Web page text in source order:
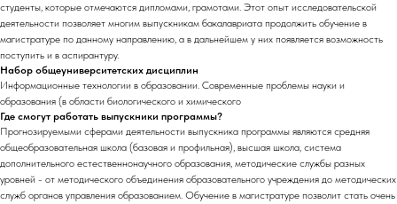
студенты, которые отмечаются дипломами, грамотами. Этот опыт исследовательской
деятельности позволяет многим выпускникам бакалавриата продолжить обучение в
магистратуре по данному направлению, а в дальнейшем у них появляется возможность
поступить и в аспирантуру.
Набор общеуниверситетских дисциплин
Информационные технологии в образовании. Современные проблемы науки и
образования (в области биологического и химического
Где смогут работать выпускники программы?
Прогнозируемыми сферами деятельности выпускника программы являются средняя
общеобразовательная школа (базовая и профильная), высшая школа, система
дополнительного естественнонаучного образования, методические службы разных
уровней - от методического объединения образовательного учреждения до методических
служб органов управления образованием. Обучение в магистратуре позволит стать очень